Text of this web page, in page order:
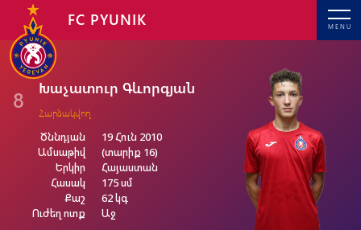
MENU
FC PYUNIK
8 Խաչատուր Գևորգյան
Հարձակվող
Ծննդյան
Ամսաթիվ
Երկիր
Հասակ
Քաշ
Ուժեղ ոտք
19 Հուն 2010
(տարիք 16)
Հայաստան
175 սմ
62 կգ
Աջ